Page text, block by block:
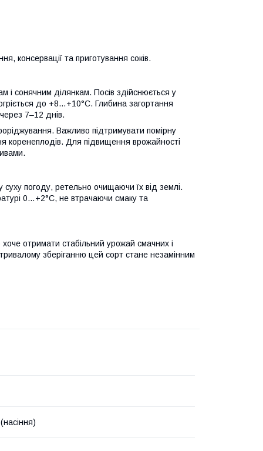
консервації та приготування соків.
сонячним ділянкам. Посів здійснюється у
до +8…+10°C. Глибина загортання
7–12 днів.
Важливо підтримувати помірну
коренеплодів. Для підвищення врожайності
погоду, ретельно очищаючи їх від землі.
0…+2°C, не втрачаючи смаку та
отримати стабільний урожай смачних і
тривалому зберіганню цей сорт стане незамінним